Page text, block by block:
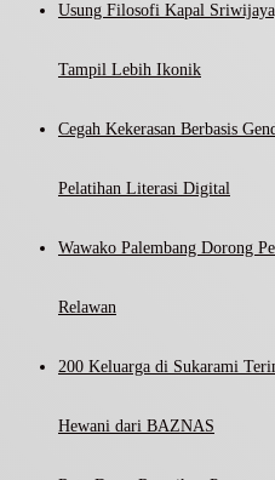
Usung Filosofi Kapal
Tampil Lebih Ikonik
Cegah Kekerasan Berbasis
Pelatihan Literasi Digital
Wawako Palembang Dorong
Relawan
200 Keluarga di Sukarami
Hewani dari BAZNAS